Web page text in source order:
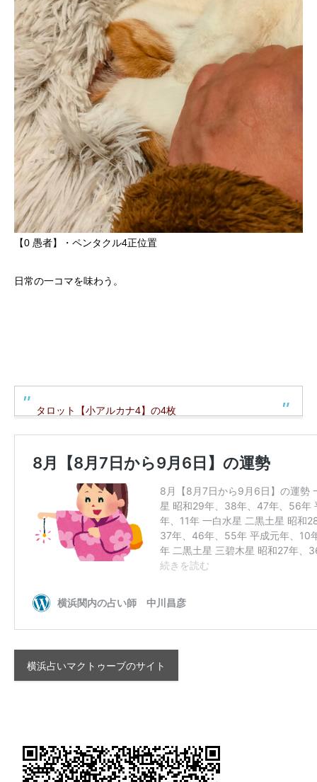
【0 愚者】・ペンタクル4正位置
日常の一コマを味わう。
タロット【小アルカナ4】の4枚
横浜占いマクトゥーブのサイト